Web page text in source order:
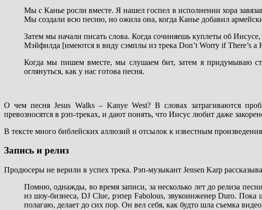
Мы с Канье росли вместе. Я нашел госпел в исполнении хора
Мы создали всю песню, но ожила она, когда Канье добавил
Затем мы начали писать слова. Когда сочиняешь куплеты об
Мэйфилда [имеются в виду сэмплы из трека Don’t Worry if There’s
Когда мы пишем вместе, мы слушаем бит, затем я придумываю
оглянуться, как у нас готова песня.
О чем песня Jesus Walks – Kanye West? В словах затрагиваются
превозносятся в рэп-треках, и дают понять, что Иисус любит даже
В тексте много библейских аллюзий и отсылок к известным
Запись и релиз
Продюсеры не верили в успех трека. Рэп-музыкант Jensen Karp
Помню, однажды, во время записи, за несколько лет до релиза
из шоу-бизнеса, DJ Clue, рэпер Fabolous, звукоинженер Duro. Пока
полагаю, делает до сих пор. Он вел себя, как будто шла съемка